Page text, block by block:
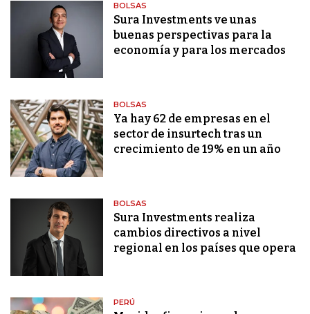
BOLSAS
Sura Investments ve unas
buenas perspectivas para la
economía y para los mercados
BOLSAS
Ya hay 62 de empresas en el
sector de insurtech tras un
crecimiento de 19% en un año
BOLSAS
Sura Investments realiza
cambios directivos a nivel
regional en los países que opera
PERÚ